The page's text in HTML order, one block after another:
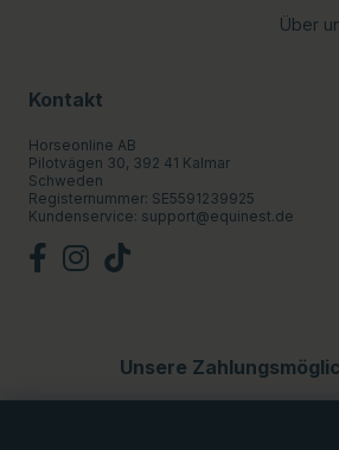
Über
Kontakt
Horseonline AB
Pilotvägen 30, 392 41 Kalmar
Schweden
Registernummer: SE5591239925
Kundenservice: support@equinest.de
Unsere